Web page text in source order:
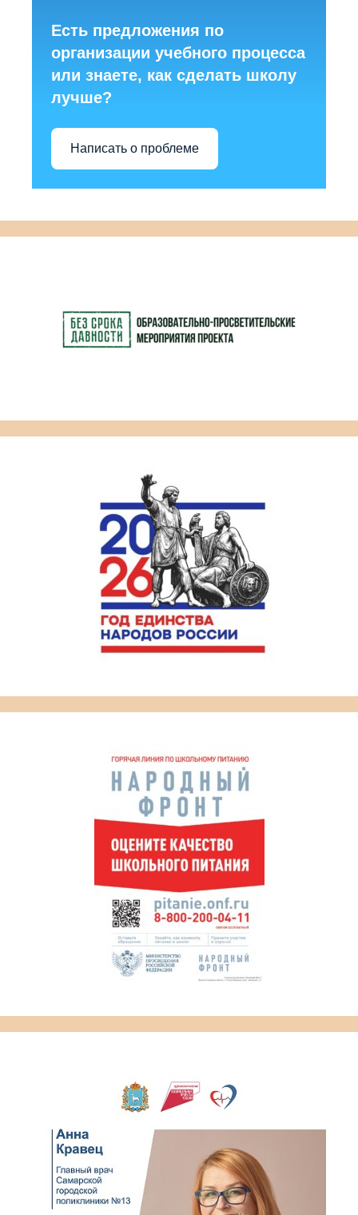
Есть предложения по
организации учебного процесса
или знаете, как сделать школу
лучше?
Написать о проблеме